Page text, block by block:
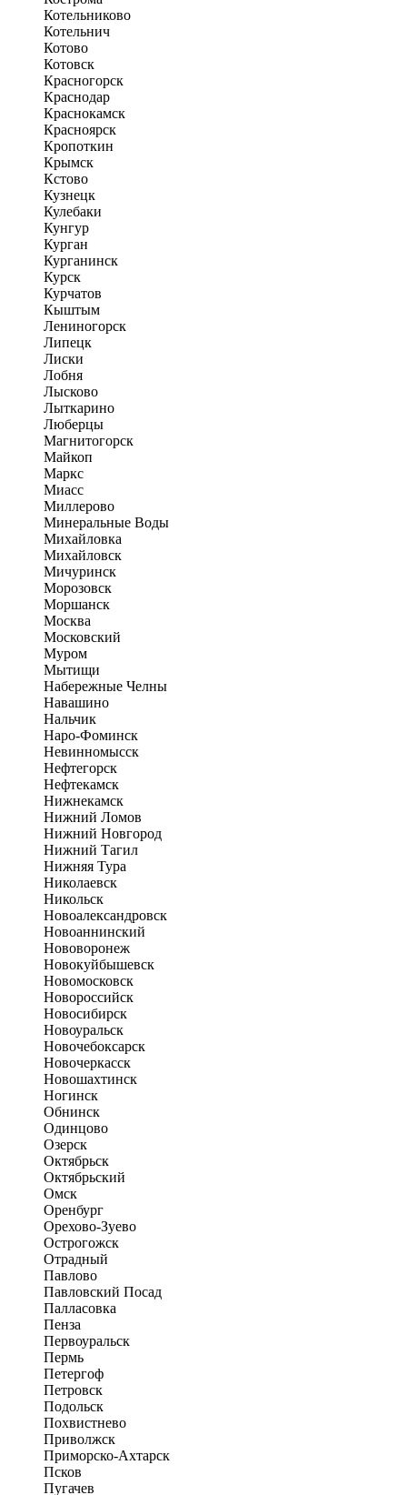
Котельниково
Котельнич
Котово
Котовск
Красногорск
Краснодар
Краснокамск
Красноярск
Кропоткин
Крымск
Кстово
Кузнецк
Кулебаки
Кунгур
Курган
Курганинск
Курск
Курчатов
Кыштым
Лениногорск
Липецк
Лиски
Лобня
Лысково
Лыткарино
Люберцы
Магнитогорск
Майкоп
Маркс
Миасс
Миллерово
Минеральные Воды
Михайловка
Михайловск
Мичуринск
Морозовск
Моршанск
Москва
Московский
Муром
Мытищи
Набережные Челны
Навашино
Нальчик
Наро-Фоминск
Невинномысск
Нефтегорск
Нефтекамск
Нижнекамск
Нижний Ломов
Нижний Новгород
Нижний Тагил
Нижняя Тура
Николаевск
Никольск
Новоалександровск
Новоаннинский
Нововоронеж
Новокуйбышевск
Новомосковск
Новороссийск
Новосибирск
Новоуральск
Новочебоксарск
Новочеркасск
Новошахтинск
Ногинск
Обнинск
Одинцово
Озерск
Октябрьск
Октябрьский
Омск
Оренбург
Орехово-Зуево
Острогожск
Отрадный
Павлово
Павловский Посад
Палласовка
Пенза
Первоуральск
Пермь
Петергоф
Петровск
Подольск
Похвистнево
Приволжск
Приморско-Ахтарск
Псков
Пугачев